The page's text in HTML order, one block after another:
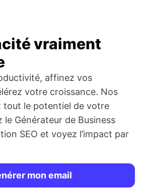
vraiment
affinez vos
votre croissance. Nos
tout le potentiel de votre
le Générateur de Business
SEO et voyez l’impact par
mon email